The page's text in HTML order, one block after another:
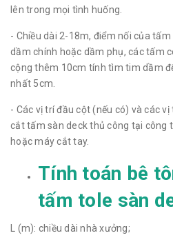
lên trong mọi tình huống.
- Chiều dài 2-18m, điểm nối của tấm
dầm chính hoặc dầm phụ, các tấm
cộng thêm 10cm tính tìm tim dầm
nhất 5cm.
- Các vị trí đầu cột (nếu có) và các
cắt tấm sàn deck thủ công tại công
hoặc máy cắt tay.
Tính toán bê
tấm tole sàn
L (m): chiều dài nhà xưởng;